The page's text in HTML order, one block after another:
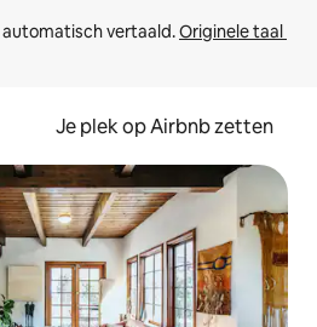
vertaald. Originele taal
Je plek op Airbnb zetten